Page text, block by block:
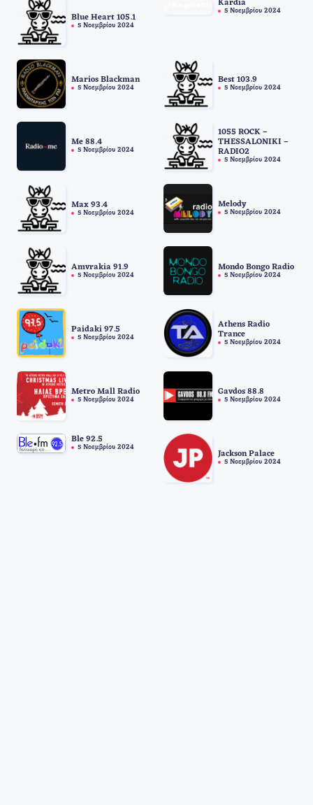
Blue Heart 105.1
5 Νοεμβρίου 2024
Kardia
5 Νοεμβρίου 2024
Marios Blackman
5 Νοεμβρίου 2024
Best 103.9
5 Νοεμβρίου 2024
Me 88.4
5 Νοεμβρίου 2024
1055 ROCK –
THESSALONIKI –
RADIO2
5 Νοεμβρίου 2024
Max 93.4
5 Νοεμβρίου 2024
Melody
5 Νοεμβρίου 2024
Amvrakia 91.9
5 Νοεμβρίου 2024
Mondo Bongo Radio
5 Νοεμβρίου 2024
Paidaki 97.5
5 Νοεμβρίου 2024
Athens Radio
Trance
5 Νοεμβρίου 2024
Metro Mall Radio
5 Νοεμβρίου 2024
Gavdos 88.8
5 Νοεμβρίου 2024
Ble 92.5
5 Νοεμβρίου 2024
Jackson Palace
5 Νοεμβρίου 2024